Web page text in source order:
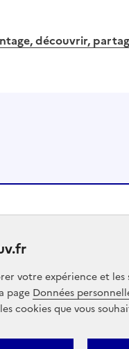
découvrir,
votre expérience et les
page Données
cookies que vous